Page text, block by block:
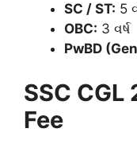
SC / ST: 5
OBC: 3 વર્ષ
PwBD
SSC
Fee